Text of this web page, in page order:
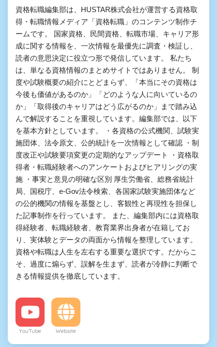
資格転職編集部は、HUSTAR株式会社が運営する資格取
得・転職情報メディア「資格転職」のコンテンツ制作チ
ームです。 国家資格、民間資格、転職市場、キャリア形
成に関する情報を、一次情報を最優先に調査・検証し、
読者の意思決定に役立つ形で発信しています。 私たち
は、単なる資格情報のまとめサイトではありません。 制
度や試験概要の紹介にとどまらず、「本当にその資格は
今後も価値があるのか」「どのような人に向いているの
か」「取得後のキャリアはどう広がるのか」まで踏み込
んで解説することを重視しています。編集部では、以下
を基本方針としています。 ・各資格の公式機関、試験実
施団体、法令原文、公的統計を一次情報として確認 ・制
度改正や試験要項変更の定期的なアップデート ・資格取
得者・転職経験者へのアンケートおよびヒアリングの実
施 ・事実と意見の明確な区別 厚生労働省、総務省統計
局、国税庁、e-Gov法令検索、各国家試験実施団体など
の公的機関の情報を基盤とし、客観性と再現性を担保し
た記事制作を行っています。 また、編集部内には資格取
得経験者、転職経験者、教育業界出身者が在籍してお
り、実体験とデータの両面から情報を整理しています。
資格や転職は人生を左右する重要な選択です。だからこ
そ、過度に煽らず、誤解を生まず、読者が冷静に判断で
きる情報提供を徹底しています。
YouTube Website